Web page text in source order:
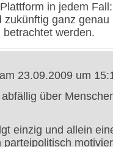
in jedem
ganz genau
werden.
23.09.2009 um
über
einzig und allein